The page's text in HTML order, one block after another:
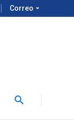
Correo arrow_drop_down
search